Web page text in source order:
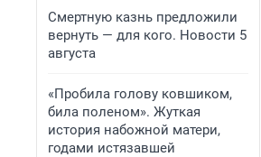
Смертную казнь предложили
вернуть — для кого. Новости 5
августа
«Пробила голову ковшиком,
била поленом». Жуткая
история набожной матери,
годами истязавшей